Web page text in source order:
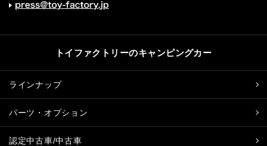
トイファクトリーのキャンピングカー
ラインナップ
パーツ・オプション
認定中古車/中古車